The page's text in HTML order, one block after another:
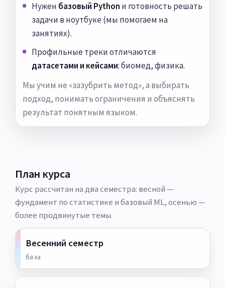
Нужен базовый Python и готовность решать
задачи в ноутбуке (мы помогаем на
занятиях).
Профильные треки отличаются
датасетами и кейсами: биомед, физика.
Мы учим не «зазубрить метод», а выбирать
подход, понимать ограничения и объяснять
результат понятным языком.
План курса
Курс рассчитан на два семестра: весной —
фундамент по статистике и базовый ML, осенью —
более продвинутые темы.
Весенний семестр
база